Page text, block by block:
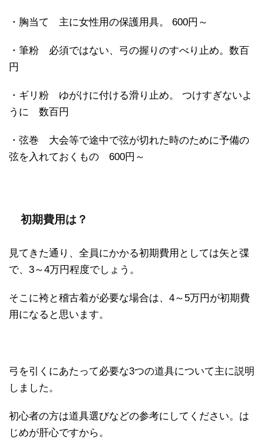
・胸当て 主に女性用の保護用具。 600円～
・筆粉 必須ではない、弓の握りのすべり止め。数百
円
・ギリ粉 ゆがけに付ける滑り止め。 つけすぎないよ
うに 数百円
・弦巻 大会等で途中で弦が切れた時のために予備の
弦を入れておくもの 600円～
初期費用は？
見てきた通り、全員にかかる初期費用としては矢と弽
で、3～4万円程度でしょう。
そこに袴と稽古着が必要な場合は、4～5万円が初期費
用になると思います。
弓を引くにあたって必要な3つの道具について主に説明
しました。
初心者の方は道具選びなどの参考にしてください。は
じめが肝心ですから。